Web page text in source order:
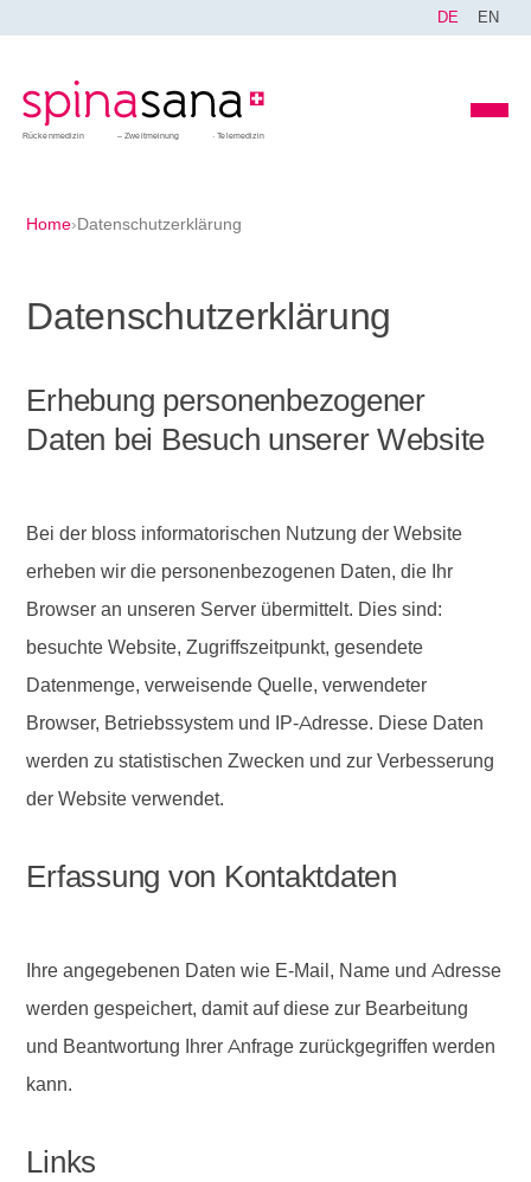
DE EN
Rückenmedizin Zweitmeinung Telemedizin
Home›Datenschutzerklärung
Datenschutzerklärung
Erhebung personenbezogener
Daten bei Besuch unserer Website
Bei der bloss informatorischen Nutzung der Website
erheben wir die personenbezogenen Daten, die Ihr
Browser an unseren Server übermittelt. Dies sind:
besuchte Website, Zugriffszeitpunkt, gesendete
Datenmenge, verweisende Quelle, verwendeter
Browser, Betriebssystem und IP-Adresse. Diese Daten
werden zu statistischen Zwecken und zur Verbesserung
der Website verwendet.
Erfassung von Kontaktdaten
Ihre angegebenen Daten wie E-Mail, Name und Adresse
werden gespeichert, damit auf diese zur Bearbeitung
und Beantwortung Ihrer Anfrage zurückgegriffen werden
kann.
Links